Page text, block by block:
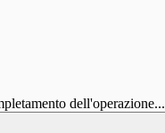
dell'operazione...